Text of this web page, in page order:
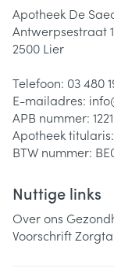
Apotheek De
Antwerpsestraat
2500 Lier
Telefoon: 03 480
E-mailadres:
APB nummer:
Apotheek titularis:
BTW nummer:
Nuttige links
Over ons
Voorschrift